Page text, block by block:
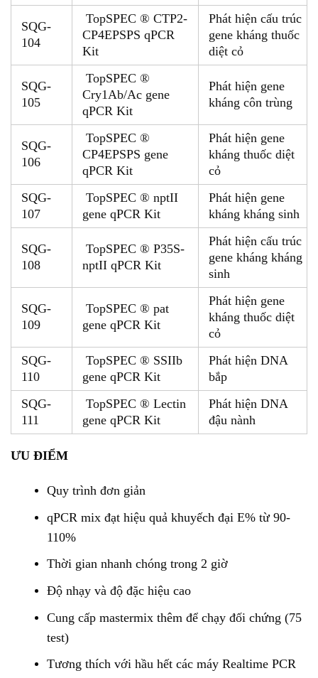
SQG-
104
TopSPEC ® CTP2-
CP4EPSPS qPCR
Kit
Phát hiện cấu trúc
gene kháng thuốc
diệt cỏ
SQG-
105
TopSPEC ®
Cry1Ab/Ac gene
qPCR Kit
Phát hiện gene
kháng côn trùng
SQG-
106
TopSPEC ®
CP4EPSPS gene
qPCR Kit
Phát hiện gene
kháng thuốc diệt
cỏ
SQG-
107
TopSPEC ® nptII
gene qPCR Kit
Phát hiện gene
kháng kháng sinh
SQG-
108
TopSPEC ® P35S-
nptII qPCR Kit
Phát hiện cấu trúc
gene kháng kháng
sinh
SQG-
109
TopSPEC ® pat
gene qPCR Kit
Phát hiện gene
kháng thuốc diệt
cỏ
SQG-
110
TopSPEC ® SSIIb
gene qPCR Kit
Phát hiện DNA
bắp
SQG-
111
TopSPEC ® Lectin
gene qPCR Kit
Phát hiện DNA
đậu nành
ƯU ĐIỂM
Quy trình đơn giản
qPCR mix đạt hiệu quả khuyếch đại E% từ 90-
110%
Thời gian nhanh chóng trong 2 giờ
Độ nhạy và độ đặc hiệu cao
Cung cấp mastermix thêm để chạy đối chứng (75
test)
Tương thích với hầu hết các máy Realtime PCR